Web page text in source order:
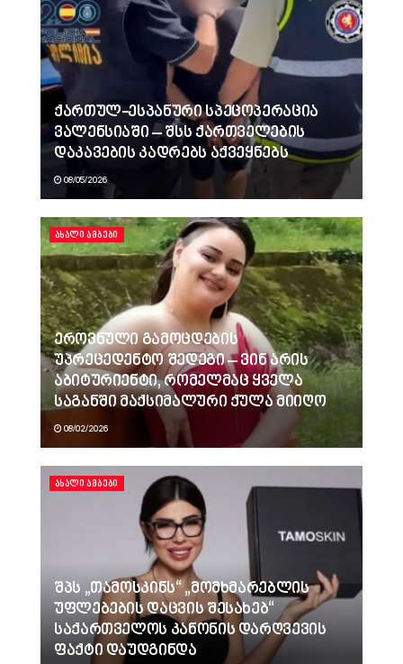
ქართულ-ესპანური სპეცოპერაცია
ვალენსიაში – შსს ქართველების
დაკავების კადრებს აქვეყნებს
08/05/2026
ᲐᲮᲐᲚᲘ ᲐᲛᲑᲔᲑᲘ
ეროვნული გამოცდების
უპრეცედენტო შედეგი – ვინ არის
აბიტურიენტი, რომელმაც ყველა
საგანში მაქსიმალური ქულა მიიღო
08/02/2026
ᲐᲮᲐᲚᲘ ᲐᲛᲑᲔᲑᲘ
შპს „თამოსკინს“ „მომხმარებლის
უფლებების დაცვის შესახებ“
საქართველოს კანონის დარღვევის
ფაქტი დაუდგინდა